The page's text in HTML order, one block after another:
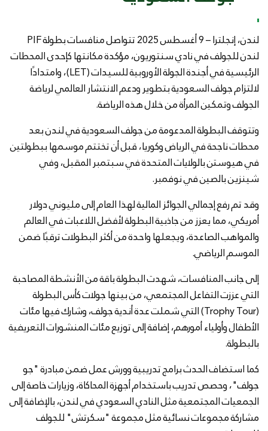
لندن، إنجلترا – 9 أغسطس 2025 تتواصل منافسات بطولة PIF
لندن للجولف في نادي سنتوريون، مؤكدة مكانتها كإحدى المحطات
الرئيسية في أجندة الجولة الأوروبية للسيدات (LET)، وامتدادًا
لالتزام جولف السعودية بتطوير ودعم الانتشار العالمي لرياضة
الجولف وتمكين المرأة من خلال هذه الرياضة.
وتتوقف البطولة المدعومة من جولف السعودية في لندن بعد
محطات ناجحة في الرياض وكوريا، قبل أن تختتم موسمها ببطولتين
في هيوستن بالولايات المتحدة في سبتمبر المقبل، وفي
شينزين بالصين في نوفمبر.
وقد تم رفع إجمالي الجوائز المالية لهذا العام إلى مليوني دولار
أمريكي، مما يعزز من جاذبية البطولة لأفضل اللاعبات في العالم
والمواهب الصاعدة، ويجعلها واحدة من أكثر البطولات ترقبًا ضمن
الموسم الرياضي.
إلى جانب المنافسات، شهدت البطولة باقة من الأنشطة المصاحبة
التي عززت التفاعل المجتمعي، من بينها جولات كأس البطولة
(Trophy Tour) التي شملت عدة أندية جولف، وشارك فيها مئات
الأطفال وأولياء أمورهم، إضافة إلى توزيع مئات المنشورات التعريفية
بالبطولة.
كما استضاف الحدث برامج تدريبية وورش عمل ضمن مبادرة "جو
جولف"، وحصص تدريب باستخدام أجهزة المحاكاة، وزيارات خاصة إلى
الجمعيات المجتمعية مثل النادي السعودي في لندن، بالإضافة إلى
مشاركة مجموعات نسائية مثل مجموعة "سكرتش" للجولف